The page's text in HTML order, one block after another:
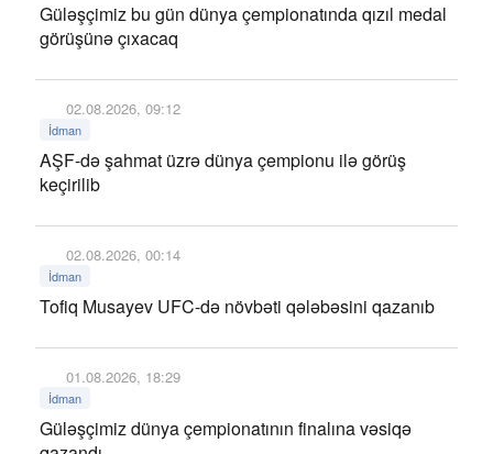
Güləşçimiz bu gün dünya çempionatında qızıl medal
görüşünə çıxacaq
02.08.2026, 09:12
İdman
AŞF-də şahmat üzrə dünya çempionu ilə görüş
keçirilib
02.08.2026, 00:14
İdman
Tofiq Musayev UFC-də növbəti qələbəsini qazanıb
01.08.2026, 18:29
İdman
Güləşçimiz dünya çempionatının finalına vəsiqə